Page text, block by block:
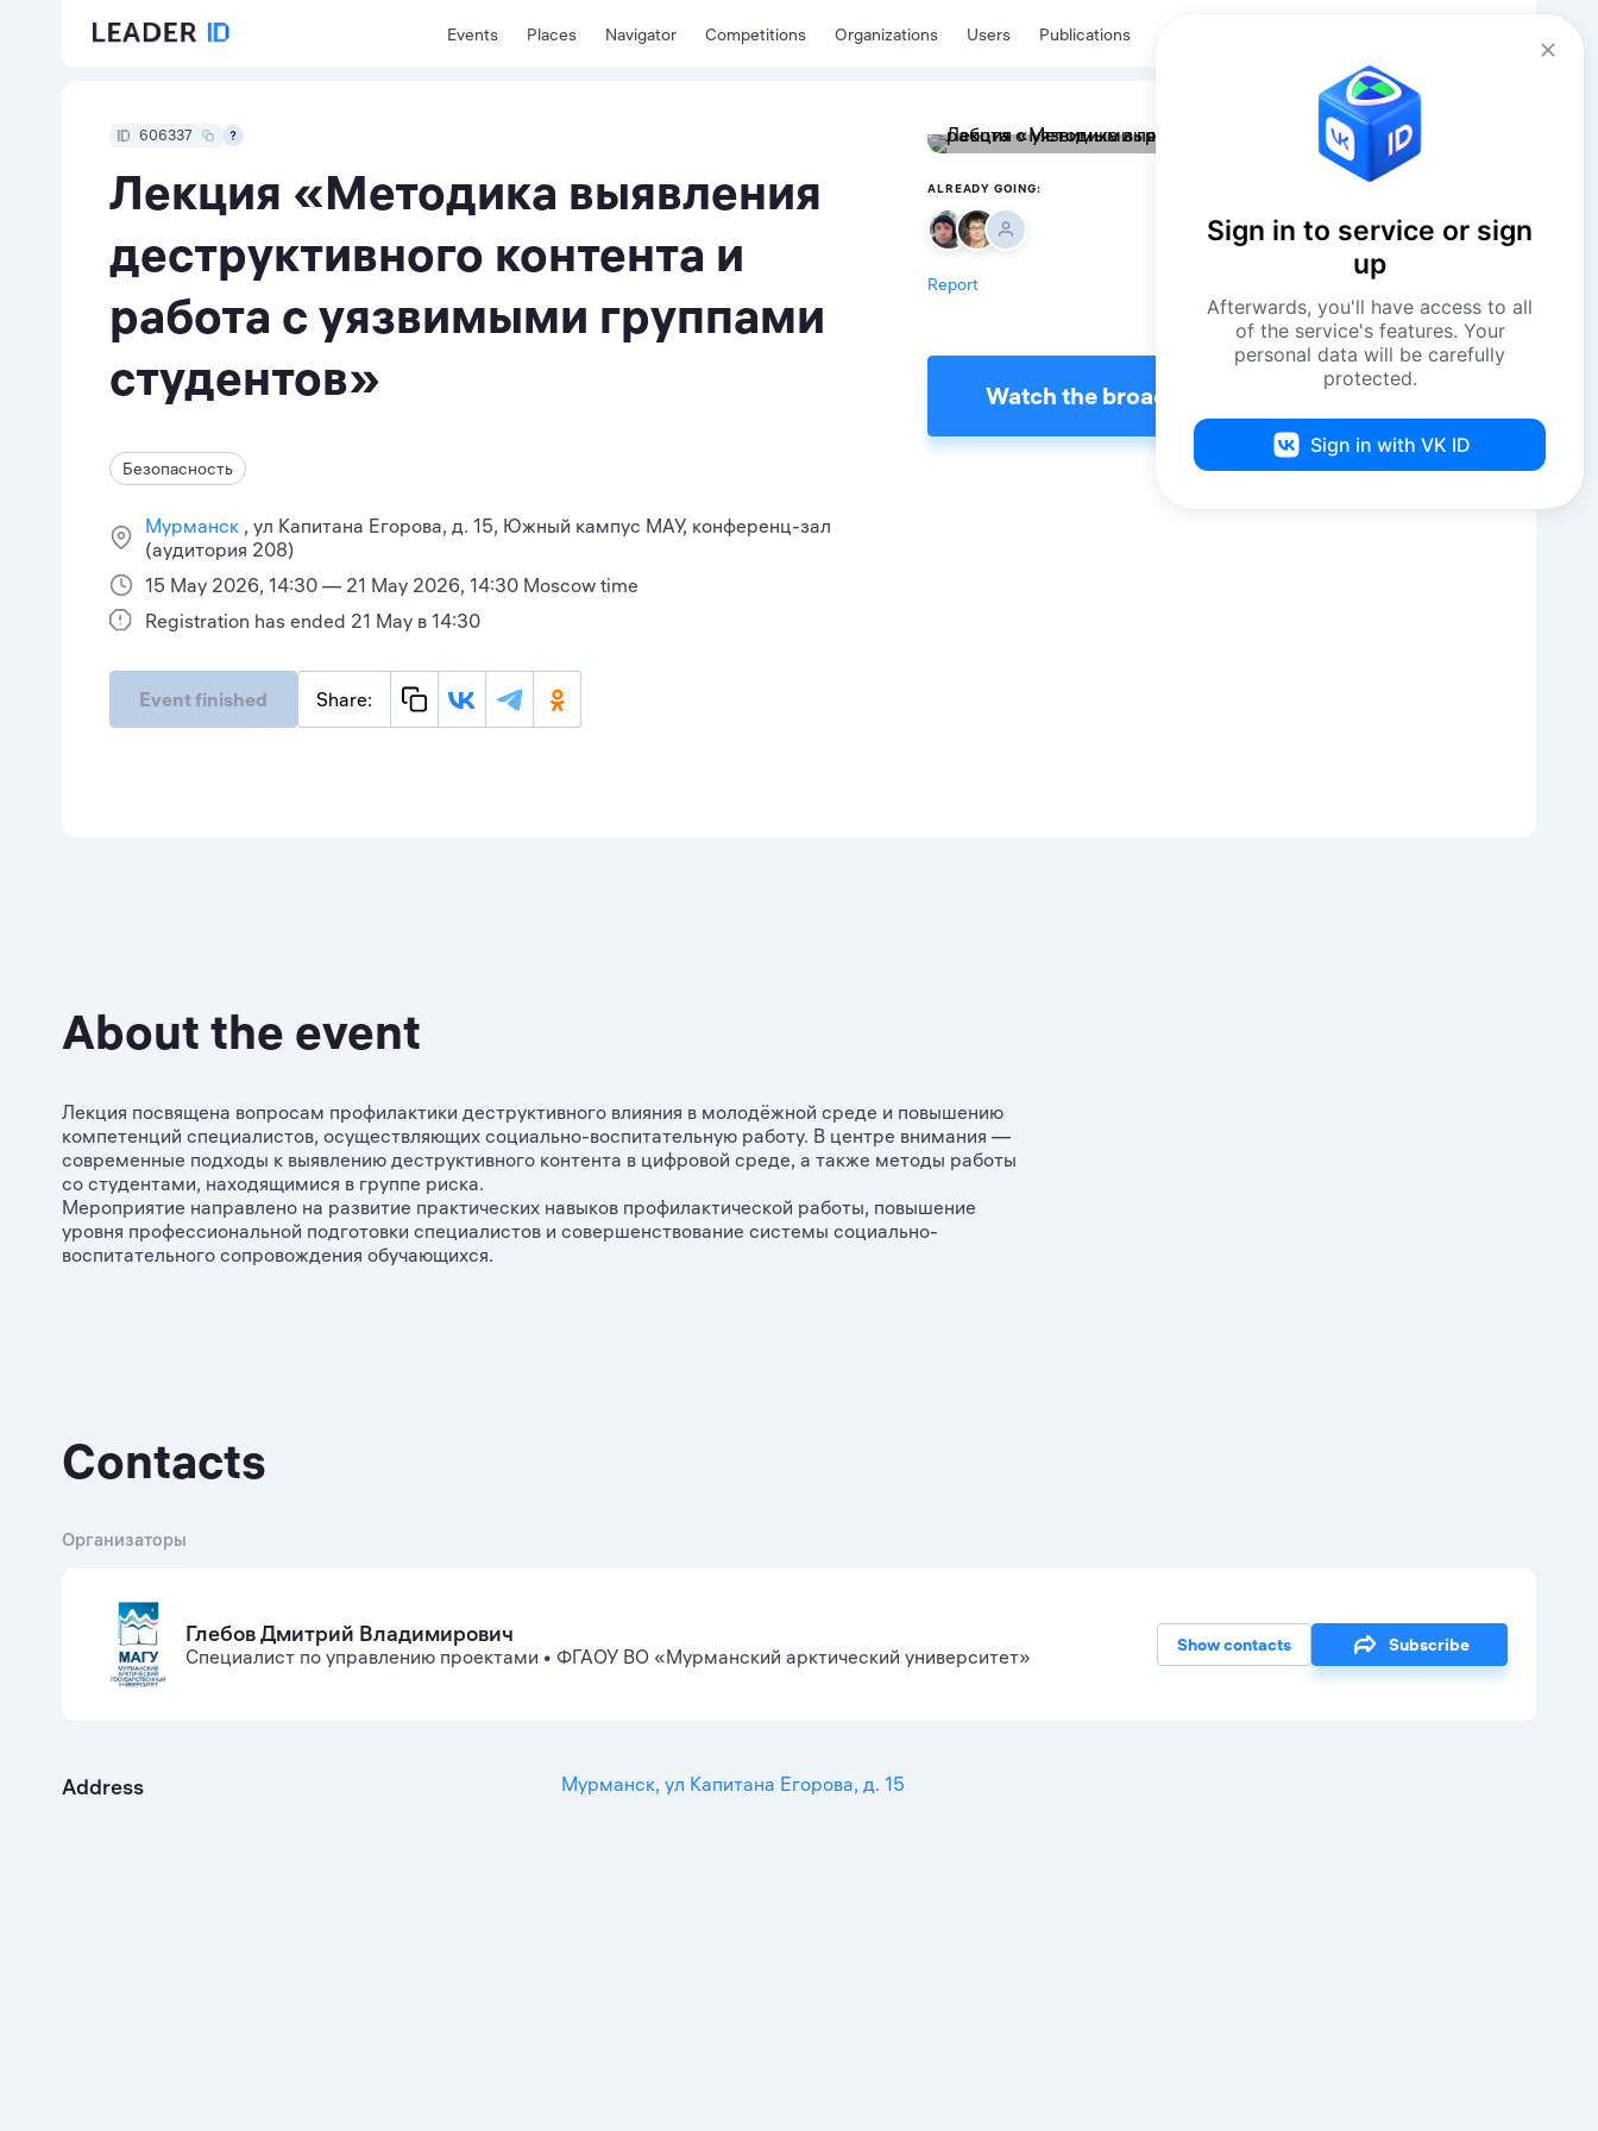
Events Places Navigator Competitions Organizations Users Publications
606337
Лекция «Методика выявления
деструктивного контента и
работа с уязвимыми группами
студентов»
Безопасность
Мурманск ул Капитана Егорова, д. 15, Южный кампус МАУ, конференц-зал
(аудитория 208)
15 May 2026, 14:30 — 21 May 2026, 14:30 Moscow time
Registration has ended 21 May в 14:30
Event finished Share:
ALREADY GOING:
Report
Watch the broadcast
About the event
Лекция посвящена вопросам профилактики деструктивного влияния в молодёжной среде и повышению
компетенций специалистов, осуществляющих социально-воспитательную работу. В центре внимания —
современные подходы к выявлению деструктивного контента в цифровой среде, а также методы работы
со студентами, находящимися в группе риска.
Мероприятие направлено на развитие практических навыков профилактической работы, повышение
уровня профессиональной подготовки специалистов и совершенствование системы социально-
воспитательного сопровождения обучающихся.
Contacts
Организаторы
Глебов Дмитрий Владимирович
Специалист по управлению проектами • ФГАОУ ВО «Мурманский арктический университет» Show contacts Subscribe
Address Мурманск, ул Капитана Егорова, д. 15
Sign in to service or sign
up
Afterwards, you'll have access to all
of the service's features. Your
personal data will be carefully
protected.
Sign in with VK ID